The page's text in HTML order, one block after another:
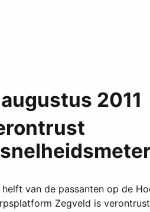
2011
helft van de passanten op de
Zegveld is